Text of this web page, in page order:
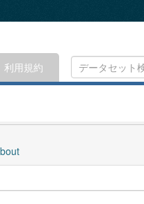
利用規約